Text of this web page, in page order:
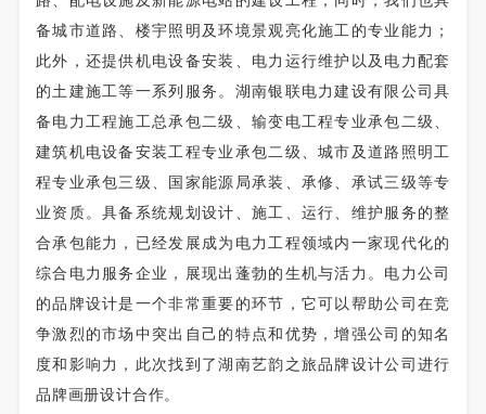
备城市道路、楼宇照明及环境景观亮化施工的专业能力；
此外，还提供机电设备安装、电力运行维护以及电力配套
的土建施工等一系列服务。湖南银联电力建设有限公司具
备电力工程施工总承包二级、输变电工程专业承包二级、
建筑机电设备安装工程专业承包二级、城市及道路照明工
程专业承包三级、国家能源局承装、承修、承试三级等专
业资质。具备系统规划设计、施工、运行、维护服务的整
合承包能力，已经发展成为电力工程领域内一家现代化的
综合电力服务企业，展现出蓬勃的生机与活力。电力公司
的品牌设计是一个非常重要的环节，它可以帮助公司在竞
争激烈的市场中突出自己的特点和优势，增强公司的知名
度和影响力，此次找到了湖南艺韵之旅品牌设计公司进行
品牌画册设计合作。